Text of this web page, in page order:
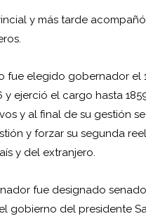
y más tarde
.
fue elegido gobernador el
ejerció el cargo hasta
y al final de su gestión
y forzar su segunda
y del extranjero.
fue designado
gobierno del presidente